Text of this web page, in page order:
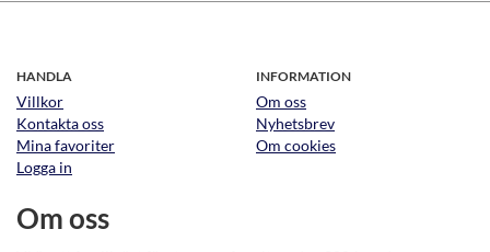
HANDLA
Villkor
Kontakta oss
Mina favoriter
Logga in
INFORMATION
Om oss
Nyhetsbrev
Om cookies
Om oss